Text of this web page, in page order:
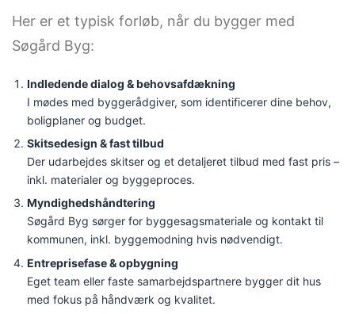
Her er et typisk forløb, når du bygger med
Søgård Byg:
Indledende dialog & behovsafdækning
I mødes med byggerådgiver, som identificerer dine behov,
boligplaner og budget.
Skitsedesign & fast tilbud
Der udarbejdes skitser og et detaljeret tilbud med fast pris –
inkl. materialer og byggeproces.
Myndighedshåndtering
Søgård Byg sørger for byggesagsmateriale og kontakt til
kommunen, inkl. byggemodning hvis nødvendigt.
Entreprisefase & opbygning
Eget team eller faste samarbejdspartnere bygger dit hus
med fokus på håndværk og kvalitet.